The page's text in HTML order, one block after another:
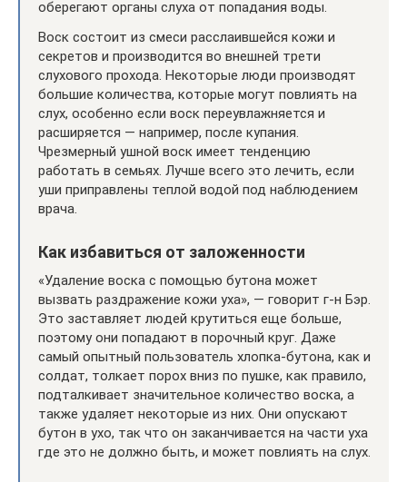
оберегают органы слуха от попадания воды.
Воск состоит из смеси расслаившейся кожи и
секретов и производится во внешней трети
слухового прохода. Некоторые люди производят
большие количества, которые могут повлиять на
слух, особенно если воск переувлажняется и
расширяется — например, после купания.
Чрезмерный ушной воск имеет тенденцию
работать в семьях. Лучше всего это лечить, если
уши приправлены теплой водой под наблюдением
врача.
Как избавиться от заложенности
«Удаление воска с помощью бутона может
вызвать раздражение кожи уха», — говорит г-н Бэр.
Это заставляет людей крутиться еще больше,
поэтому они попадают в порочный круг. Даже
самый опытный пользователь хлопка-бутона, как и
солдат, толкает порох вниз по пушке, как правило,
подталкивает значительное количество воска, а
также удаляет некоторые из них. Они опускают
бутон в ухо, так что он заканчивается на части уха
где это не должно быть, и может повлиять на слух.